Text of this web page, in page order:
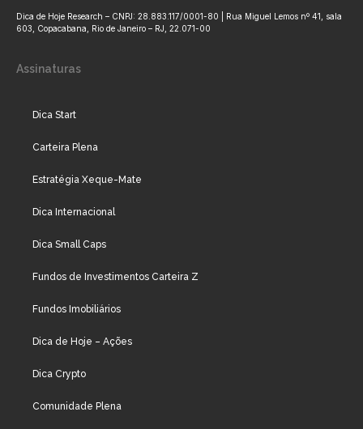
Dica de Hoje Research – CNPJ: 28.883.117/0001-80 | Rua Miguel Lemos nº 41, sala
603, Copacabana, Rio de Janeiro – RJ, 22.071-00
Assinaturas
Dica Start
Carteira Plena
Estratégia Xeque-Mate
Dica Internacional
Dica Small Caps
Fundos de Investimentos Carteira Z
Fundos Imobiliários
Dica de Hoje – Ações
Dica Crypto
Comunidade Plena